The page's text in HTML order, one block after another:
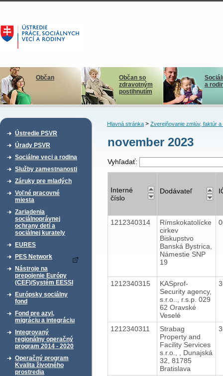
Občan
Občan so
zdravotným
postihnutím
a
Ústredie PSVR
Úrady PSVR
Sociálne veci a rodina
Služby zamestnanosti
Záruky pre mladých
Voľné pracovné
miesta
Zariadenia
sociálnoprávnej
ochrany detí a
sociálnej kurately
EURES
PES Network
Nástroje na
prepojenie Európy
(CEF)/Systém EESSI
Európsky sociálny
fond
Fond pre azyl,
migráciu a integráciu
Integrovaný
regionálny operačný
program 2014 - 2020
Operačný program
Kvalita životného
prostredia
Hlavná stránka> Zverejňovanie zmlúv, faktúr a
november 2023
Vyhľadať:
Interné
číslo
Dodávateľ
1212340314
Rímskokatolícke
cirkev
Biskupstvo
Banská Bystrica,
Námestie SNP
19
1212340315
KASprof-
Security agency,
s.r.o.., r.s.p. 029
62 Oravské
Veselé
1212340311
Strabag
Property and
Facility Services
s.r.o., , Dunajská
32, 81785
Bratislava